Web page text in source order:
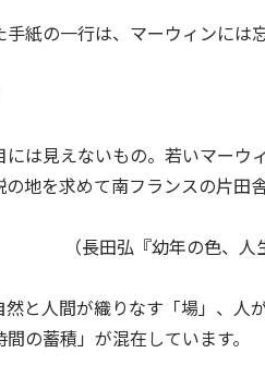
紙の一行は、マーウィンには
は見えないもの。若いマーウ
地を求めて南フランスの片田
（長田弘『幼年の色、
と人間が織りなす「場」、人
の蓄積」が混在しています。